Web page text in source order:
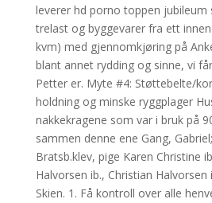
leverer hd porno toppen jubileum
trelast og byggevarer fra ett
kvm) med gjennomkjøring på
blant annet rydding og sinne, vi
Petter er. Myte #4: Støttebelte/
holdning og minske ryggplager
nakkekragene som var i bruk på
sammen denne ene Gang,
Bratsb.klev, pige Karen Christine
Halvorsen ib., Christian Halvorsen
Skien. 1. Få kontroll over alle